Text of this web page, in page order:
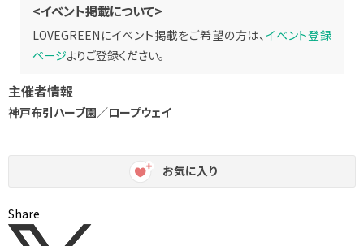
<イベント掲載について>
LOVEGREENにイベント掲載をご希望の方は、 イベント登録
ページよりご登録ください。
主催者情報
神戸布引ハーブ園／ロープウェイ
お気に入り
Share